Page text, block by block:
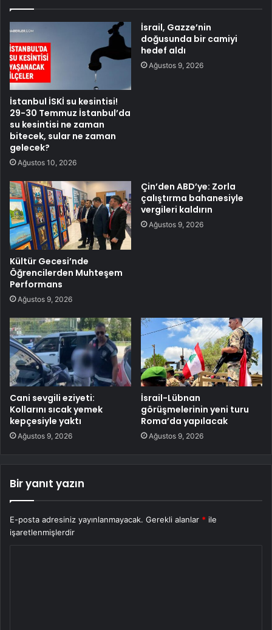
İstanbul İSKİ su kesintisi!
29-30 Temmuz İstanbul’da
su kesintisi ne zaman
bitecek, sular ne zaman
gelecek?
Ağustos 10, 2026
İsrail, Gazze’nin
doğusunda bir camiyi
hedef aldı
Ağustos 9, 2026
Kültür Gecesi’nde
Öğrencilerden Muhteşem
Performans
Ağustos 9, 2026
Çin’den ABD’ye: Zorla
çalıştırma bahanesiyle
vergileri kaldırın
Ağustos 9, 2026
Cani sevgili eziyeti:
Kollarını sıcak yemek
kepçesiyle yaktı
Ağustos 9, 2026
İsrail-Lübnan
görüşmelerinin yeni turu
Roma’da yapılacak
Ağustos 9, 2026
Bir yanıt yazın
E-posta adresiniz yayınlanmayacak. Gerekli alanlar * ile
işaretlenmişlerdir